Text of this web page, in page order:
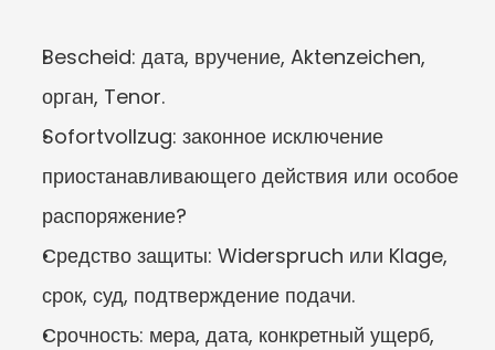
Bescheid: дата, вручение, Aktenzeichen,
орган, Tenor.
Sofortvollzug: законное исключение
приостанавливающего действия или особое
распоряжение?
Средство защиты: Widerspruch или Klage,
срок, суд, подтверждение подачи.
Срочность: мера, дата, конкретный ущерб,